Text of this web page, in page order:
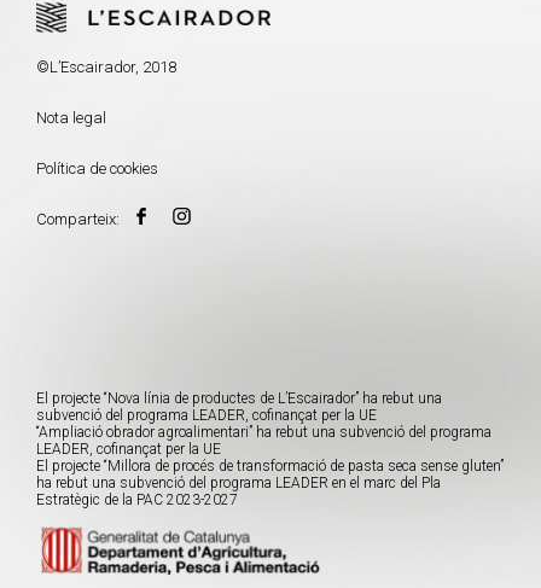
©L’Escairador, 2018
Nota legal
Política de cookies
Comparteix:
El projecte “Nova línia de productes de L’Escairador” ha rebut una
subvenció del programa LEADER, cofinançat per la UE
“Ampliació obrador agroalimentari” ha rebut una subvenció del programa
LEADER, cofinançat per la UE
El projecte “Millora de procés de transformació de pasta seca sense gluten”
ha rebut una subvenció del programa LEADER en el marc del Pla
Estratègic de la PAC 2023-2027